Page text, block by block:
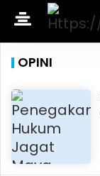
OPINI